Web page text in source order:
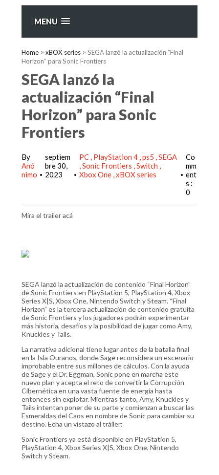
MENU
Home > xBOX series > SEGA lanzó la actualización “Final
Horizon” para Sonic Frontiers
SEGA lanzó la
actualización “Final
Horizon” para Sonic
Frontiers
By
Anó
nimo •
septiem
bre 30,
2023
•
PC PlayStation 4 ps5 SEGA
Sonic Frontiers Switch
Xbox One xBOX series •
Co
mm
ent
s :
0
Mira el trailer acá
SEGA lanzó la actualización de contenido “Final Horizon”
de Sonic Frontiers en PlayStation 5, PlayStation 4, Xbox
Series X|S, Xbox One, Nintendo Switch y Steam. “Final
Horizon” es la tercera actualización de contenido gratuita
de Sonic Frontiers y los jugadores podrán experimentar
más historia, desafíos y la posibilidad de jugar como Amy,
Knuckles y Tails.
La narrativa adicional tiene lugar antes de la batalla final
en la Isla Ouranos, donde Sage reconsidera un escenario
improbable entre sus millones de cálculos. Con la ayuda
de Sage y el Dr. Eggman, Sonic pone en marcha este
nuevo plan y acepta el reto de convertir la Corrupción
Cibernética en una vasta fuente de energía hasta
entonces sin explotar. Mientras tanto, Amy, Knuckles y
Tails intentan poner de su parte y comienzan a buscar las
Esmeraldas del Caos en nombre de Sonic para cambiar su
destino. Echa un vistazo al tráiler:
Sonic Frontiers ya está disponible en PlayStation 5,
PlayStation 4, Xbox Series X|S, Xbox One, Nintendo
Switch y Steam.